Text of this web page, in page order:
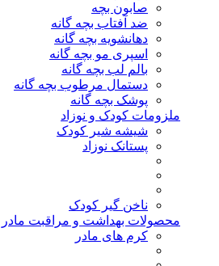
صابون بچه
ضد آفتاب بچه گانه
دهانشویه بچه گانه
اسپری مو بچه گانه
بالم لب بچه گانه
دستمال مرطوب بچه گانه
پوشک بچه گانه
ملزومات کودک و نوزاد
شیشه شیر کودک
پستانک نوزاد
ناخن گیر کودک
محصولات بهداشت و مراقبت مادر
کرم های مادر